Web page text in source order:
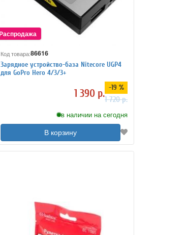
Код товара:86616
Зарядное устройство-база Nitecore UGP4
для GoPro Hero 4/3/3+
1 390 р. -19 %
1 720 р.
в наличии на сегодня
В корзину